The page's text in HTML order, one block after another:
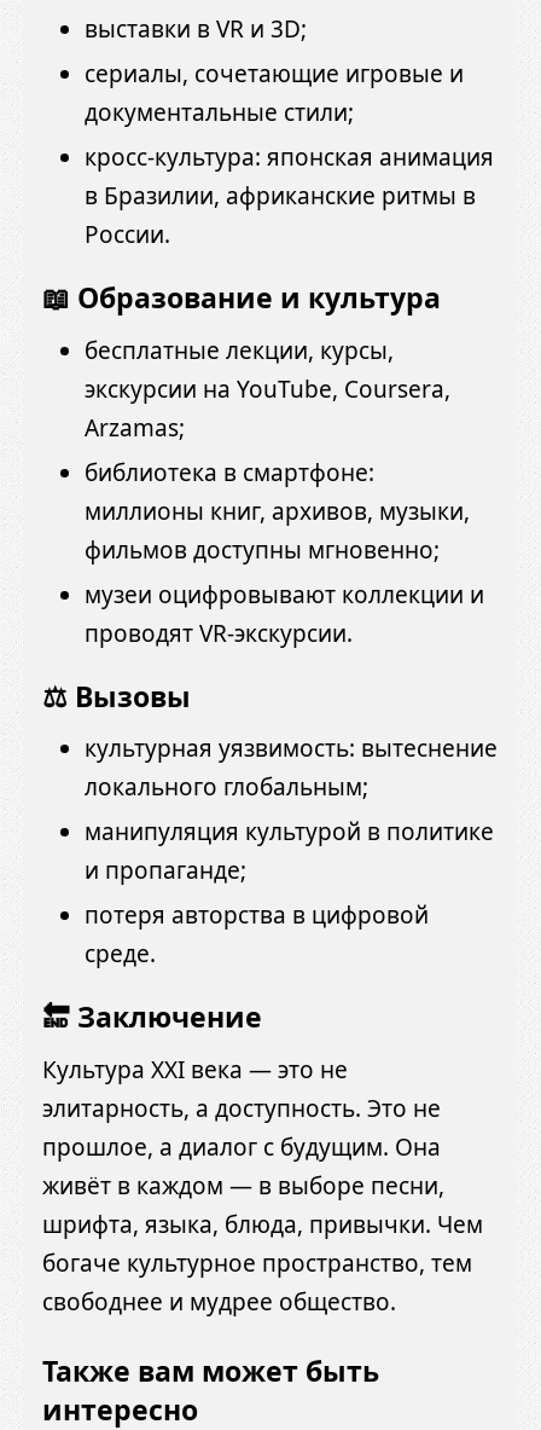
выставки в VR и 3D;
сериалы, сочетающие игровые и
документальные стили;
кросс-культура: японская анимация
в Бразилии, африканские ритмы в
России.
📖 Образование и культура
бесплатные лекции, курсы,
экскурсии на YouTube, Coursera,
Arzamas;
библиотека в смартфоне:
миллионы книг, архивов, музыки,
фильмов доступны мгновенно;
музеи оцифровывают коллекции и
проводят VR-экскурсии.
⚖️ Вызовы
культурная уязвимость: вытеснение
локального глобальным;
манипуляция культурой в политике
и пропаганде;
потеря авторства в цифровой
среде.
🔚 Заключение
Культура XXI века — это не
элитарность, а доступность. Это не
прошлое, а диалог с будущим. Она
живёт в каждом — в выборе песни,
шрифта, языка, блюда, привычки. Чем
богаче культурное пространство, тем
свободнее и мудрее общество.
Также вам может быть
интересно